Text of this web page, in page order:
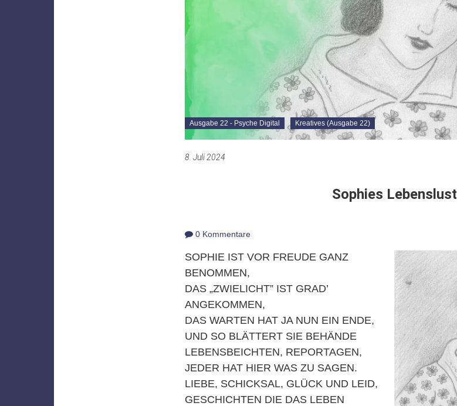
Ausgabe 22 - Psyche Digital Kreatives (Ausgabe 22)
8. Juli 2024
Sophies Lebenslust
0 Kommentare
SOPHIE IST VOR FREUDE GANZ
BENOMMEN,
DAS „ZWIELICHT” IST GRAD’
ANGEKOMMEN,
DAS WARTEN HAT JA NUN EIN ENDE,
UND SO BLÄTTERT SIE BEHÄNDE
LEBENSBEICHTEN, REPORTAGEN,
JEDER HAT HIER WAS ZU SAGEN.
LIEBE, SCHICKSAL, GLÜCK UND LEID,
GESCHICHTEN DIE DAS LEBEN